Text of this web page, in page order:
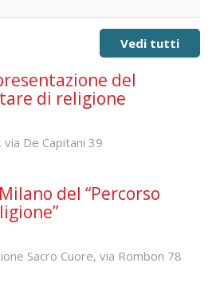
Vedi tutti
del
di religione
via De Capitani 39
del “Percorso
Sacro Cuore, via Rombon 78